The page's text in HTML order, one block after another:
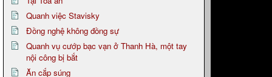
Quanh việc Stavisky
Đồng nghệ không đồng sự
Quanh vụ cướp bạc vạn ở Thanh Hà, một tay
nội công bị bắt
Ăn cắp súng